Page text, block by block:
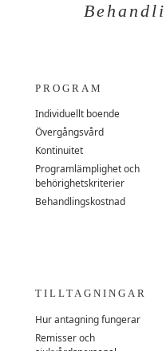
PROGRAM
Individuellt boende
Övergångsvård
Kontinuitet
Programlämplighet och
behörighetskriterier
Behandlingskostnad
TILLTAGNINGAR
Hur antagning fungerar
Remisser och